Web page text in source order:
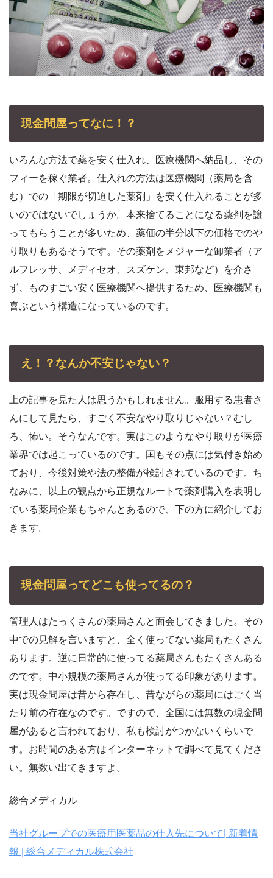
現金問屋ってなに！？
いろんな方法で薬を安く仕入れ、医療機関へ納品し、その
フィーを稼ぐ業者。仕入れの方法は医療機関（薬局を含
む）での「期限が切迫した薬剤」を安く仕入れることが多
いのではないでしょうか。本来捨てることになる薬剤を譲
ってもらうことが多いため、薬価の半分以下の価格でのや
り取りもあるそうです。その薬剤をメジャーな卸業者（ア
ルフレッサ、メディセオ、スズケン、東邦など）を介さ
ず、ものすごい安く医療機関へ提供するため、医療機関も
喜ぶという構造になっているのです。
え！？なんか不安じゃない？
上の記事を見た人は思うかもしれません。服用する患者さ
んにして見たら、すごく不安なやり取りじゃない？むし
ろ、怖い。そうなんです。実はこのようなやり取りが医療
業界では起こっているのです。国もその点には気付き始め
ており、今後対策や法の整備が検討されているのです。ち
なみに、以上の観点から正規なルートで薬剤購入を表明し
ている薬局企業もちゃんとあるので、下の方に紹介してお
きます。
現金問屋ってどこも使ってるの？
管理人はたっくさんの薬局さんと面会してきました。その
中での見解を言いますと、全く使ってない薬局もたくさん
あります。逆に日常的に使ってる薬局さんもたくさんある
のです。中小規模の薬局さんが使ってる印象があります。
実は現金問屋は昔から存在し、昔ながらの薬局にはごく当
たり前の存在なのです。ですので、全国には無数の現金問
屋があると言われており、私も検討がつかないくらいで
す。お時間のある方はインターネットで調べて見てくださ
い。無数い出てきますよ。
総合メディカル
当社グループでの医療用医薬品の仕入先について| 新着情
報 | 総合メディカル株式会社